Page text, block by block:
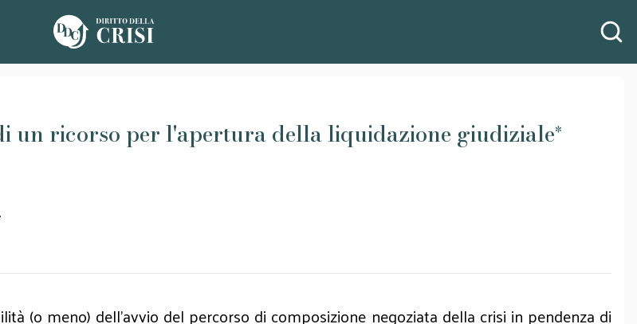
un ricorso per l'apertura della liquidazione giudiziale*
(o meno) dell'avvio del percorso di composizione negoziata della crisi in pendenza di